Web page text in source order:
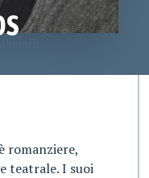
romanziere,
teatrale. I suoi